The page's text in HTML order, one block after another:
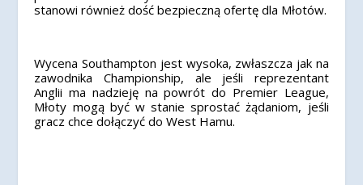
stanowi również dość bezpieczną ofertę dla Młotów.
Wycena Southampton jest wysoka, zwłaszcza jak na
zawodnika Championship, ale jeśli reprezentant
Anglii ma nadzieję na powrót do Premier League,
Młoty mogą być w stanie sprostać żądaniom, jeśli
gracz chce dołączyć do West Hamu.